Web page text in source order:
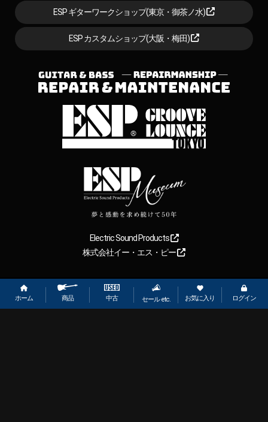
ホーム 商品 中古 セール etc. お気に入り ログイン
ESP ギターワークショップ(東京・御茶ノ水)
ESP カスタムショップ(大阪・梅田)
Electric Sound Products
株式会社イー・エス・ピー
Copyright 2026【ESP直営】BIGBOSS オンラインマーケット(ギター＆
ベース). All rights reserved.